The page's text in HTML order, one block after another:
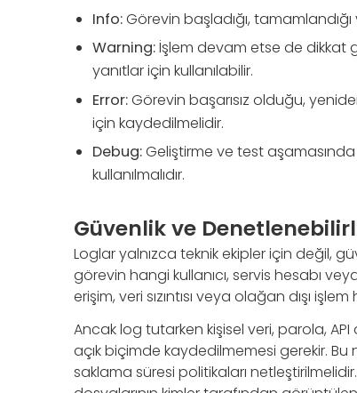
Info:Görevin başladığı,
Warning:İşlem devam etse de dikkat
yanıtlar için kullanılabilir.
Error:Görevin başarısız olduğu,
için kaydedilmelidir.
Debug:Geliştirme ve test aşamasında
kullanılmalıdır.
Güvenlik ve
Loglar yalnızca teknik ekipler için değil,
görevin hangi kullanıcı, servis hesabı
erişim, veri sızıntısı veya olağan dışı
Ancak log tutarken kişisel veri, parola,
açık biçimde kaydedilmemesi gerekir.
saklama süresi politikaları